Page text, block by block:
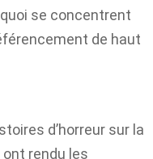
se concentrent
de haut
d’horreur sur la
ont rendu les